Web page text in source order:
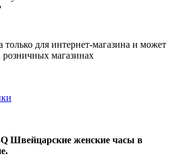
только для интернет-магазина и может
розничных магазинах
Швейцарские женские часы в